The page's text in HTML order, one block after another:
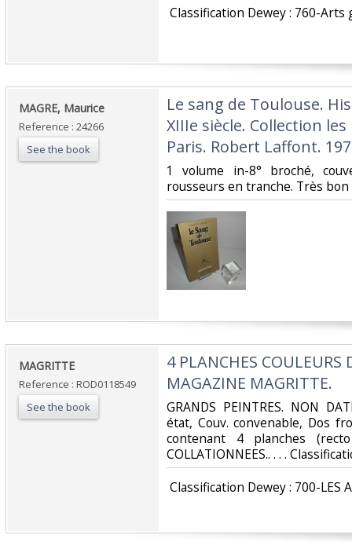
Classification Dewey : 760-
‎MAGRE, Maurice‎
Reference : 24266
See the book
‎Le sang de Toulouse.
XIIIe siècle. Collection
Paris. Robert Laffont.
‎1 volume in-8° broché,
rousseurs en tranche. Très bon
‎MAGRITTE‎
Reference : ROD0118549
See the book
‎4 PLANCHES COULEURS
MAGAZINE MAGRITTE.‎
‎GRANDS PEINTRES. NON
état, Couv. convenable, Dos
contenant 4 planches
COLLATIONNEES.. . . .
Classification Dewey : 700-LES